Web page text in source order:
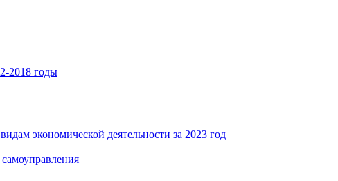
2018 годы
экономической деятельности за 2023 год